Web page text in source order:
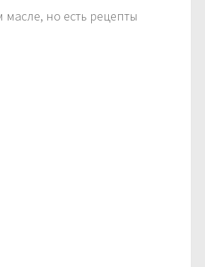
но есть рецепты